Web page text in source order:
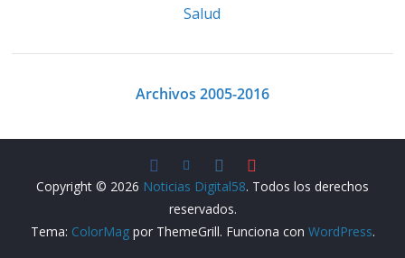
Salud
Archivos 2005-2016
Copyright © 2026 Noticias Digital58. Todos los derechos
reservados.
Tema: ColorMagpor ThemeGrill. Funciona con WordPress.